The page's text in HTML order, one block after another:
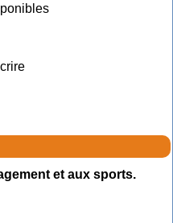
et aux sports.